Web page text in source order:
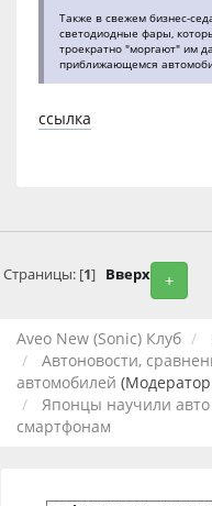
Также в свежем бизнес-
светодиодные фары,
троекратно "моргают" им
приближающемся
ссылка
+
Страницы: [1] Вверх
Aveo New (Sonic) Клуб
Автоновости,
автомобилей
Японцы научили
смартфонам